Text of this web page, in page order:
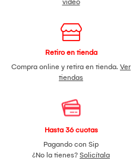
Retiro en tienda
Compra online y retira en tienda. Ver
tiendas
Hasta 36 cuotas
Pagando con Sip
¿No la tienes? Solicítala